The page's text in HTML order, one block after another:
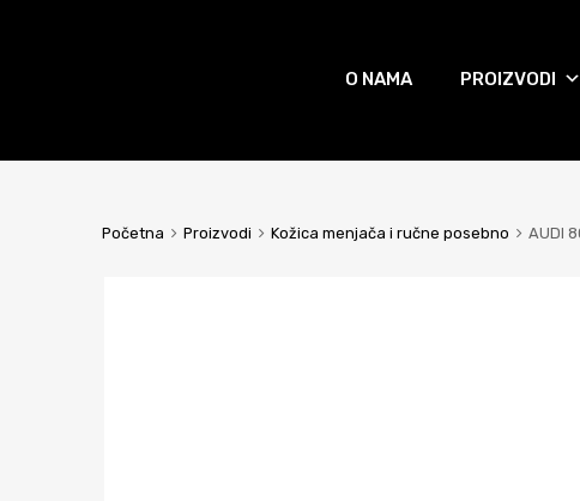
O NAMA PROIZVODI
Početna Proizvodi Kožica menjača i ručne posebno AUDI